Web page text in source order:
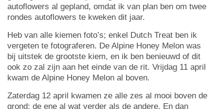
autoflowers al gepland, omdat ik van plan ben om twee
rondes autoflowers te kweken dit jaar.
Heb van alle kiemen foto’s; enkel Dutch Treat ben ik
vergeten te fotograferen. De Alpine Honey Melon was
bij uitstek de grootste kiem, en ik ben benieuwd of dit
ook zo zal zijn aan het einde van de rit. Vrijdag 11 april
kwam de Alpine Honey Melon al boven.
Zaterdag 12 april kwamen ze alle zes al mooi boven de
grond; de ene al wat verder als de andere. En dan